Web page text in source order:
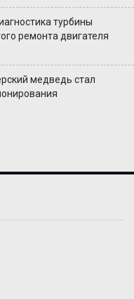
турбины
ремонта двигателя
медведь стал